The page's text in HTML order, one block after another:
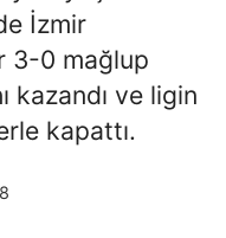
İzmir
3-0 mağlup
kazandı ve ligin
kapattı.